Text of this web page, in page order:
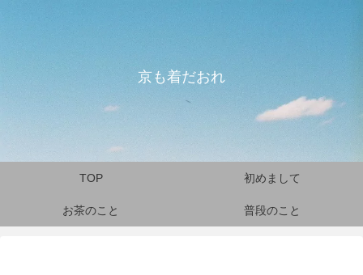
京も着だおれ
TOP 初めまして
お茶のこと 普段のこと